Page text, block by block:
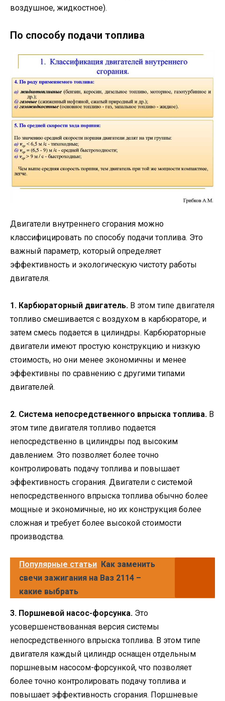
воздушное, жидкостное).
По способу подачи топлива
Двигатели внутреннего сгорания можно
классифицировать по способу подачи топлива. Это
важный параметр, который определяет
эффективность и экологическую чистоту работы
двигателя.
1. Карбюраторный двигатель. В этом типе двигателя
топливо смешивается с воздухом в карбюраторе, и
затем смесь подается в цилиндры. Карбюраторные
двигатели имеют простую конструкцию и низкую
стоимость, но они менее экономичны и менее
эффективны по сравнению с другими типами
двигателей.
2. Система непосредственного впрыска топлива. В
этом типе двигателя топливо подается
непосредственно в цилиндры под высоким
давлением. Это позволяет более точно
контролировать подачу топлива и повышает
эффективность сгорания. Двигатели с системой
непосредственного впрыска топлива обычно более
мощные и экономичные, но их конструкция более
сложная и требует более высокой стоимости
производства.
Популярные статьи Как заменить
свечи зажигания на Ваз 2114 –
какие выбрать
3. Поршневой насос-форсунка. Это
усовершенствованная версия системы
непосредственного впрыска топлива. В этом типе
двигателя каждый цилиндр оснащен отдельным
поршневым насосом-форсункой, что позволяет
более точно контролировать подачу топлива и
повышает эффективность сгорания. Поршневые